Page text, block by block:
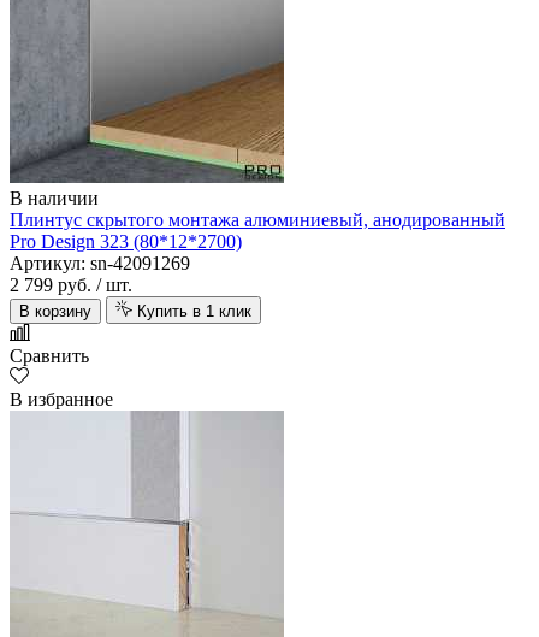
В наличии
Плинтус скрытого монтажа алюминиевый, анодированный
Pro Design 323 (80*12*2700)
Артикул: sn-42091269
2 799 руб. / шт.
В корзину Купить в 1 клик
Сравнить
В избранное